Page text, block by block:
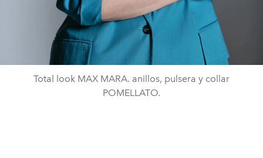
Total look MAX MARA. anillos, pulsera y collar
POMELLATO.